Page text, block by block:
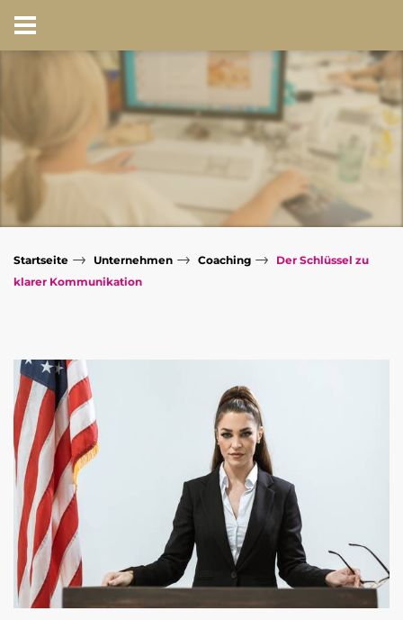
Startseite → Unternehmen → Coaching →
Der Schlüssel zu
klarer Kommunikation